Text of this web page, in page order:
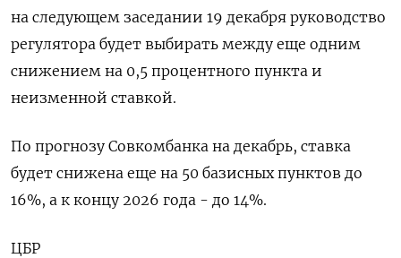
на следующем заседании 19 декабря руководство
регулятора будет выбирать между еще одним
снижением на 0,5 процентного пункта и
неизменной ставкой.
По прогнозу Совкомбанка на декабрь, ставка
будет снижена еще на 50 базисных пунктов до
16%, а к концу 2026 года - до 14%.
ЦБР